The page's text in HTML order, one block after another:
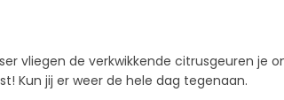
vliegen de verkwikkende citrusgeuren je
Kun jij er weer de hele dag tegenaan.